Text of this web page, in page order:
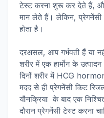
टेस्ट करना शुरू कर देते हैं,
मान लेते हैं। लेकिन,
होता है।
दरअसल, आप गर्भवती हैं या
शरीर में एक हार्मोन के
दिनों शरीर में HCG
मदद से ही प्रेगनेंसी किट
यौनक्रिया के बाद एक
दौरान प्रेगनेंसी टेस्ट करना